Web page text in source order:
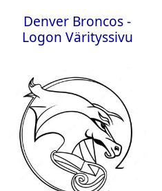
Denver Broncos -
Logon Värityssivu